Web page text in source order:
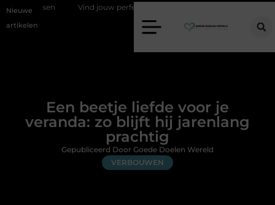
Nieuwe
artikelen
Vind jouw perfecte AC Milan merchandise
Een beetje liefde voor je
veranda: zo blijft hij jarenlang
prachtig
VERBOUWEN
Gepubliceerd Door Goede Doelen Wereld